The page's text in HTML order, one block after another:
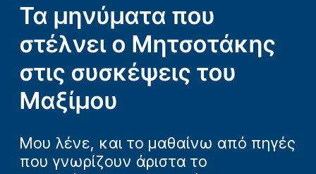
Τα μηνύματα που
στέλνει ο Μητσοτάκης
στις συσκέψεις του
Μαξίμου
Μου λένε, και το μαθαίνω από πηγές
που γνωρίζουν άριστα το